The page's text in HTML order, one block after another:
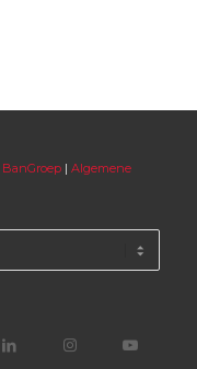
BanGroep| Algemene